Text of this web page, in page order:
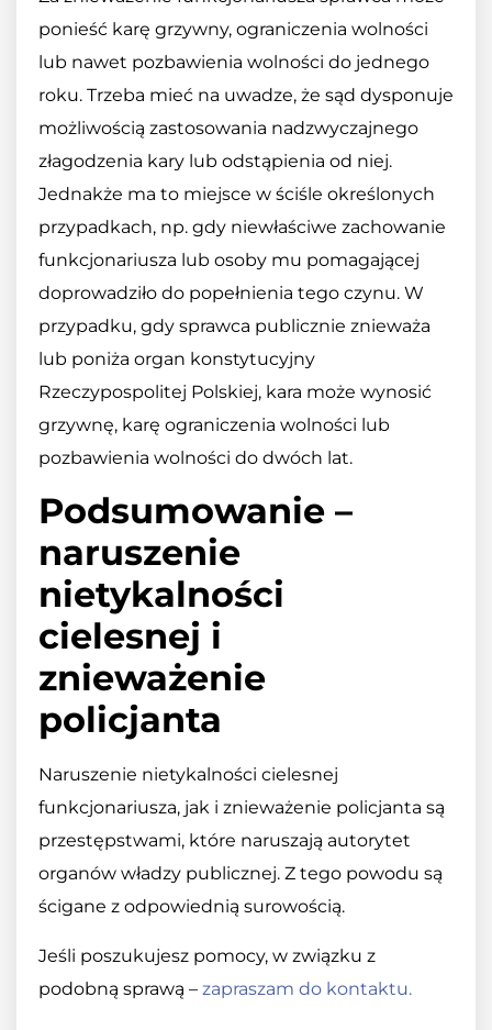
ponieść karę grzywny, ograniczenia wolności
lub nawet pozbawienia wolności do jednego
roku. Trzeba mieć na uwadze, że sąd dysponuje
możliwością zastosowania nadzwyczajnego
złagodzenia kary lub odstąpienia od niej.
Jednakże ma to miejsce w ściśle określonych
przypadkach, np. gdy niewłaściwe zachowanie
funkcjonariusza lub osoby mu pomagającej
doprowadziło do popełnienia tego czynu. W
przypadku, gdy sprawca publicznie znieważa
lub poniża organ konstytucyjny
Rzeczypospolitej Polskiej, kara może wynosić
grzywnę, karę ograniczenia wolności lub
pozbawienia wolności do dwóch lat.
Podsumowanie –
naruszenie
nietykalności
cielesnej i
znieważenie
policjanta
Naruszenie nietykalności cielesnej
funkcjonariusza, jak i znieważenie policjanta są
przestępstwami, które naruszają autorytet
organów władzy publicznej. Z tego powodu są
ścigane z odpowiednią surowością.
Jeśli poszukujesz pomocy, w związku z
podobną sprawą – zapraszam do kontaktu.